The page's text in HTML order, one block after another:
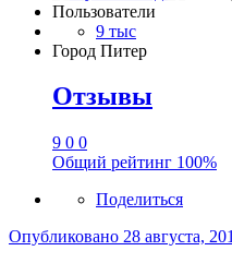
Пользователи
9 тыс
Город Питер
Отзывы
9 0 0
Общий рейтинг 100%
Поделиться
Опубликовано 28 августа,